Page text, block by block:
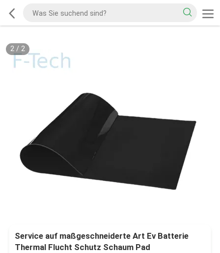
2/ 2
Service auf maßgeschneiderte Art Ev Batterie
Thermal Flucht Schutz Schaum Pad